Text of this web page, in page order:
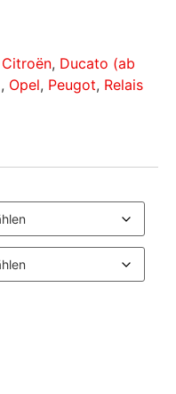
Citroën, Ducato (ab
, Opel, Peugot, Relais